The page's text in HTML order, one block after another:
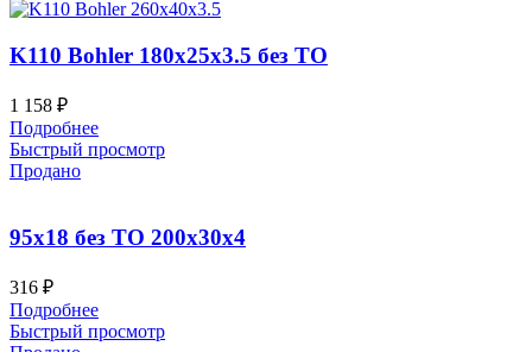
K110 Bohler 180x25x3.5 без ТО
1 158 ₽
Подробнее
Быстрый просмотр
Продано
95х18 без ТО 200x30x4
316 ₽
Подробнее
Быстрый просмотр